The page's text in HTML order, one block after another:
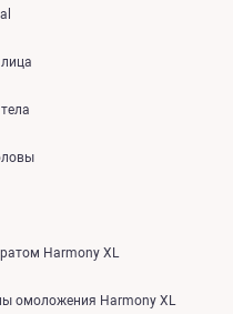
Harmony XL
омоложения Harmony XL